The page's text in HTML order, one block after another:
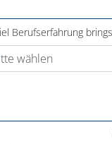
Berufserfahrung